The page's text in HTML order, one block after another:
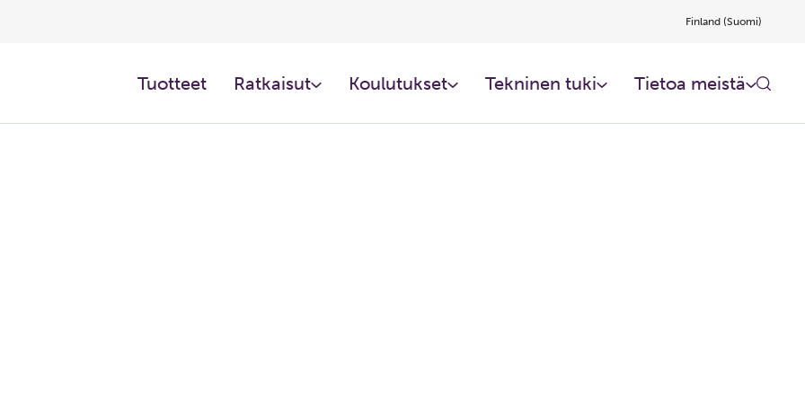
Finland (Suomi)
Tuotteet​ Ratkaisut​ Koulutukset Tekninen tuki Tietoa meistä​